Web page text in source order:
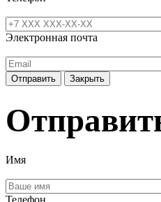
Электронная почта
Отправить Закрыть
Имя